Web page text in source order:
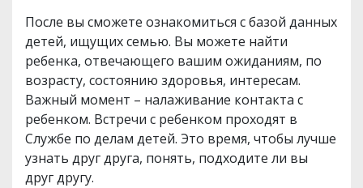
После вы сможете ознакомиться с базой данных
детей, ищущих семью. Вы можете найти
ребенка, отвечающего вашим ожиданиям, по
возрасту, состоянию здоровья, интересам.
Важный момент – налаживание контакта с
ребенком. Встречи с ребенком проходят в
Службе по делам детей. Это время, чтобы лучше
узнать друг друга, понять, подходите ли вы
друг другу.